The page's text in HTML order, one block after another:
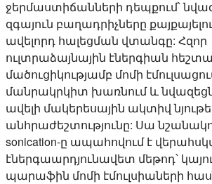
ջերմաստիճանների դեպքում՝
զգայուն բաղադրիչները
ավելորդ հալեցման վտանգը: Հզոր
ուլտրաձայնային էներգիան
մածուցիկությամբ մոմի
մանրակրկիտ խառնում և
ավելի մակերեսային ակտիվ
անհրաժեշտությունը: Սա
sonication-ը ապահովում է
էներգաարդյունավետ մեթոդ՝
պարաֆին մոմի էմուլսիաների